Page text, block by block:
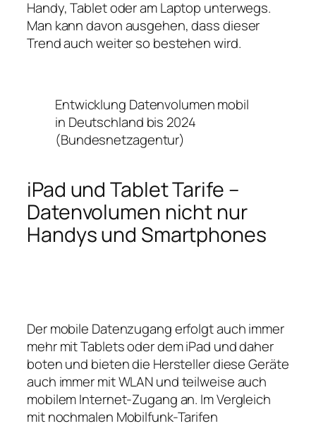
Handy, Tablet oder am Laptop unterwegs.
Man kann davon ausgehen, dass dieser
Trend auch weiter so bestehen wird.
Entwicklung Datenvolumen mobil
in Deutschland bis 2024
(Bundesnetzagentur)
iPad und Tablet Tarife –
Datenvolumen nicht nur
Handys und Smartphones
Der mobile Datenzugang erfolgt auch immer
mehr mit Tablets oder dem iPad und daher
boten und bieten die Hersteller diese Geräte
auch immer mit WLAN und teilweise auch
mobilem Internet-Zugang an. Im Vergleich
mit nochmalen Mobilfunk-Tarifen